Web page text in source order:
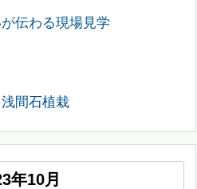
伝わる現場見学
間石植栽
年10月